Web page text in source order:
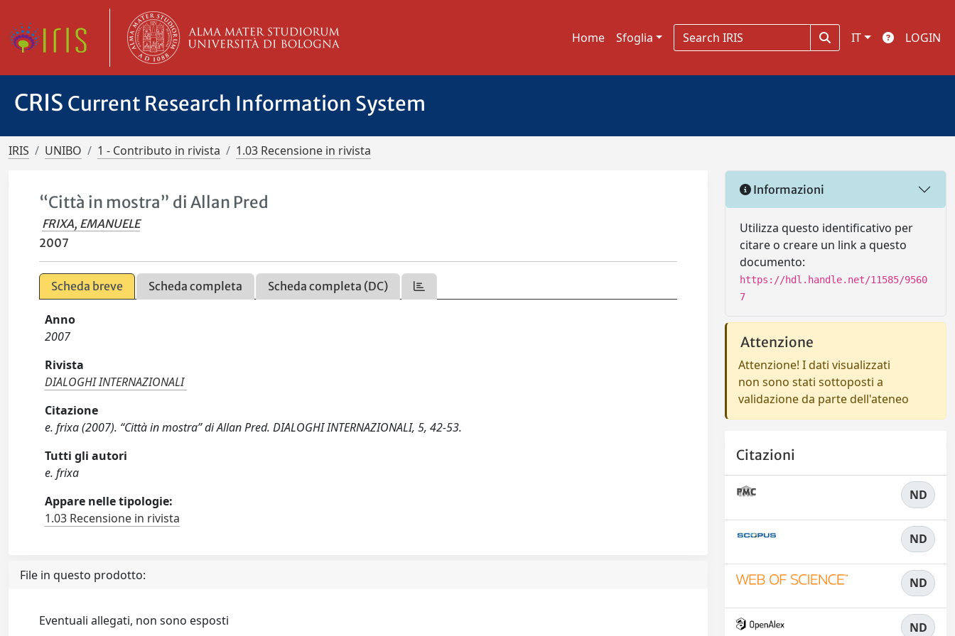
Home Sfoglia IT LOGIN
CRIS Current Research Information System
IRIS UNIBO 1 - Contributo in rivista 1.03 Recensione in rivista
“Città in mostra” di Allan Pred
FRIXA, EMANUELE
2007
Scheda breve Scheda completa Scheda completa (DC)
Anno
2007
Rivista
DIALOGHI INTERNAZIONALI
Citazione
e. frixa (2007). “Città in mostra” di Allan Pred. DIALOGHI INTERNAZIONALI, 5, 42-53.
Tutti gli autori
e. frixa
Appare nelle tipologie:
1.03 Recensione in rivista
File in questo prodotto:
Eventuali allegati, non sono esposti
Informazioni
Utilizza questo identificativo per
citare o creare un link a questo
documento:
https://hdl.handle.net/11585/9560
7
Attenzione
Attenzione! I dati visualizzati
non sono stati sottoposti a
validazione da parte dell'ateneo
Citazioni
ND
ND
ND
ND